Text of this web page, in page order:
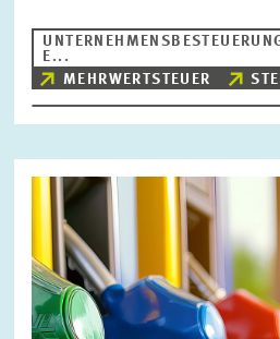
E...
MEHRWERTSTEUER
Bild
öffnet
vergrößerter
Ansicht